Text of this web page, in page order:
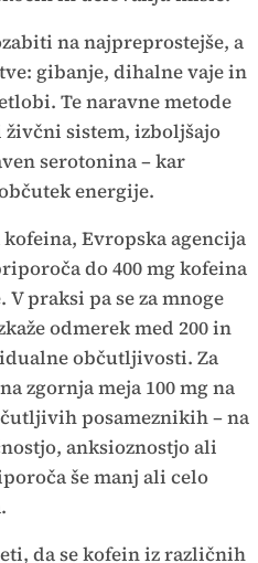
na najpreprostejše, a
gibanje, dihalne vaje in
Te naravne metode
sistem, izboljšajo
serotonina – kar
energije.
Evropska agencija
do 400 mg kofeina
praksi pa se za mnoge
odmerek med 200 in
občutljivosti. Za
zgornja meja 100 mg na
posameznikih – na
anksioznostjo ali
še manj ali celo
da se kofein iz različnih